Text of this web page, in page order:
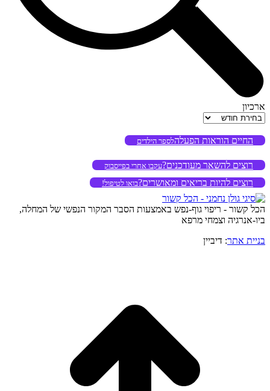
ארכיון
ארכיון
החיים הוראות הפעלהלספר הילדים
רוצים להשאר מעודכנים?עקבו אחרי בפייסבוק
רוצים להיות בריאים ומאושרים?בואו לטיפול!
הכל קשור - ריפוי גוף-נפש באמצעות הסבר המקור הנפשי של המחלה,
ביו-אנרגיה וצמחי מרפא
בניית אתר: דיביין